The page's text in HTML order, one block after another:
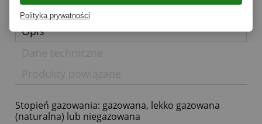
Opis
Stopień gazowania: gazowana, lekko gazowana
(naturalna) lub niegazowana
Polityka prywatności